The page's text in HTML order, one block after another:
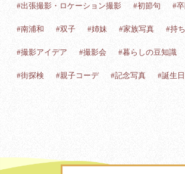
#出張撮影・ロケーション撮影 #初節句 #
#南浦和 #双子 #姉妹 #家族写真 #持
#撮影アイデア #撮影会 #暮らしの豆知識
#街探検 #親子コーデ #記念写真 #誕生